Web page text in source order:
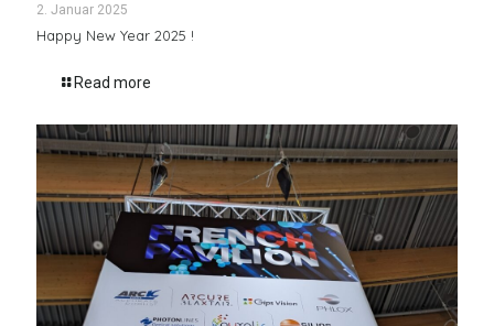
2. Januar 2025
Happy New Year 2025 !
Read more